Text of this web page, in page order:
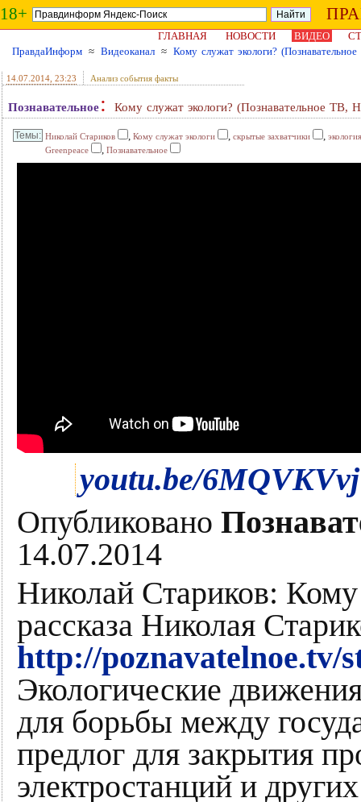
18+
ГЛАВНАЯ НОВОСТИ ВИДЕО
ПравдаИнформ ≈ Видеоканал ≈ Кому служат экологи?
14.07.2014 , 23:23 Анализ события факты
Познавательное: Кому служат экологи? (Познавательное ТВ,
Николай Стариков , Кому служат экологи , скрытые захватчики , экология
Greenpeace
, Познавательное
youtu.be/
Опубликовано
14.07.2014
Николай Стариков: Кому
рассказа Николая
http://poznavatelnoe.tv/
Экологические
для борьбы между
предлог для закрытия
электростанций и